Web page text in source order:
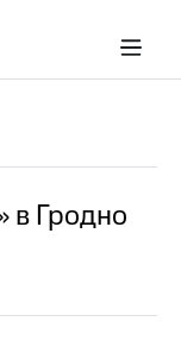
в Гродно